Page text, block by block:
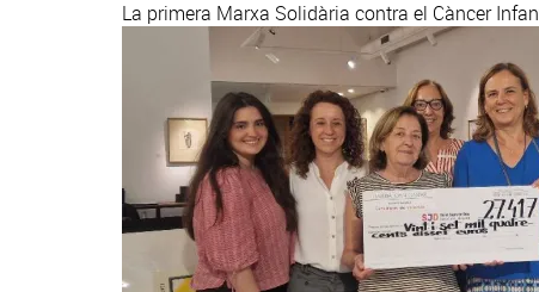
La primera Marxa Solidària contra el Càncer